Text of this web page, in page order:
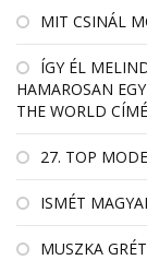
MIT CSINÁL
ÍGY ÉL
HAMAROSAN
THE WORLD
27. TOP
ISMÉT
MUSZKA